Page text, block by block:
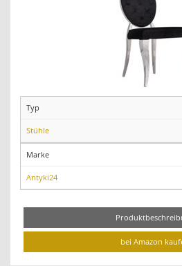
Typ
Stühle
Marke
Antyki24
bei Amazon